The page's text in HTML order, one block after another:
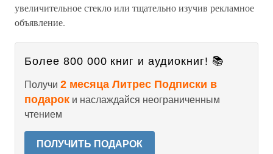
увеличительное стекло или тщательно изучив рекламное
объявление.
Более 800 000 книг и аудиокниг! 📚
Получи 2 месяца Литрес Подписки в
подарок и наслаждайся неограниченным
чтением
ПОЛУЧИТЬ ПОДАРОК